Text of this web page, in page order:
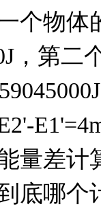
个物体
，第二
量差计
底哪个